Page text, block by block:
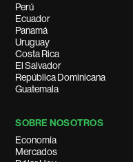
Perú
Ecuador
Panamá
Uruguay
Costa Rica
El Salvador
República Dominicana
Guatemala
SOBRE NOSOTROS
Economía
Mercados